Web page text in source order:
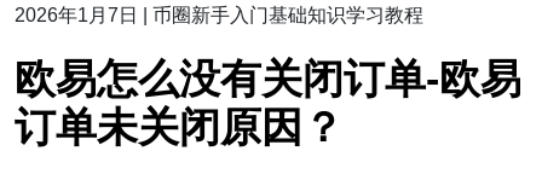
2026年1月7日
币圈新手入门基础知识学习教程
欧易怎么没有关闭订单-欧易
订单未关闭原因？